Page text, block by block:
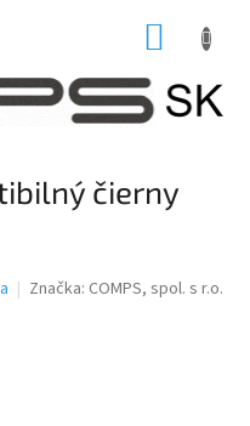
čierny
Značka: COMPS, spol. s r.o.